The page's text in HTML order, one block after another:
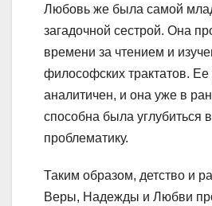
Любовь же была самой
загадочной сестрой. Она
времени за чтением и
философских трактатов.
аналитичен, и она уже в
способна была углубиться
проблематику.
Таким образом, детство и
Веры, Надежды и Любви